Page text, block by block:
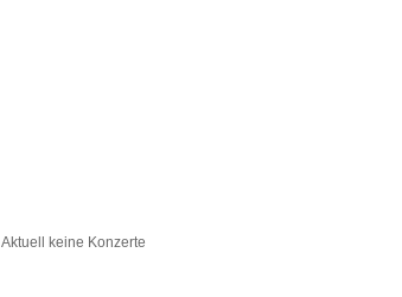
Aktuell keine Konzerte